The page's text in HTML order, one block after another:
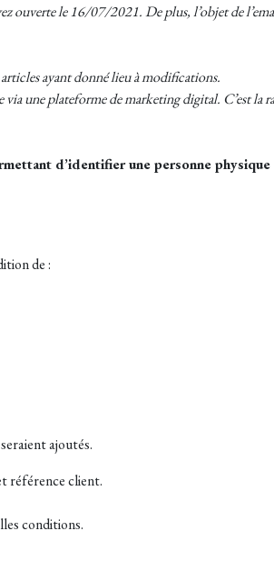
ouverte le 16/07/2021. De plus, l’objet de
ayant donné lieu à modifications.
une plateforme de marketing digital. C’est la
d’identifier une personne
de :
ajoutés.
référence client.
conditions.